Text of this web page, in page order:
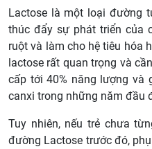
Lactose là một loại đường
thúc đẩy sự phát triển của
ruột và làm cho hệ tiêu hóa
lactose rất quan trọng và
cấp tới 40% năng lượng và
canxi trong những năm đầu
Tuy nhiên, nếu trẻ chưa
đường Lactose trước đó,